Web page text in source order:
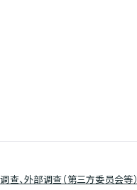
查、外部调查（第三方委员会等）